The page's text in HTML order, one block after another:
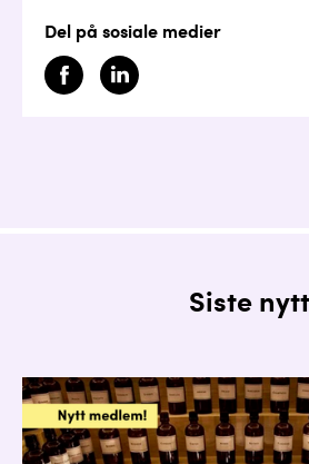
Del på sosiale medier
Siste nytt